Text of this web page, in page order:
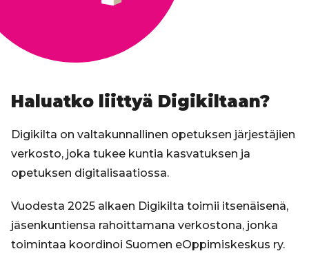
Haluatko liittyä Digikiltaan?
Digikilta on valtakunnallinen opetuksen järjestäjien
verkosto, joka tukee kuntia kasvatuksen ja
opetuksen digitalisaatiossa.
Vuodesta 2025 alkaen Digikilta toimii itsenäisenä,
jäsenkuntiensa rahoittamana verkostona, jonka
toimintaa koordinoi Suomen eOppimiskeskus ry.